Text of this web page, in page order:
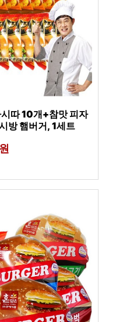
따 10개+참맛 피자
방 햄버거, 1세트